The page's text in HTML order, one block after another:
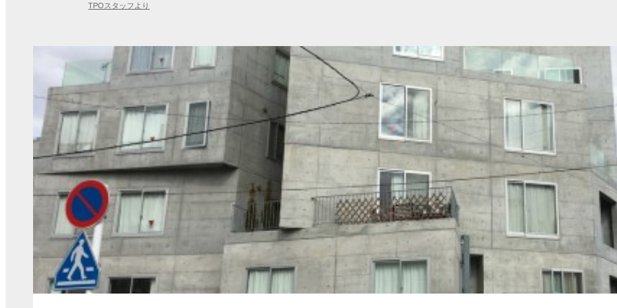
TPOスタッフより